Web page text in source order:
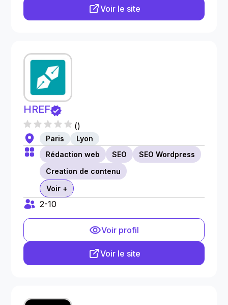
Voir le site
HREF
()
Paris
Lyon
Rédaction web
SEO
SEO Wordpress
Creation de contenu
Voir +
2-10
Voir profil
Voir le site